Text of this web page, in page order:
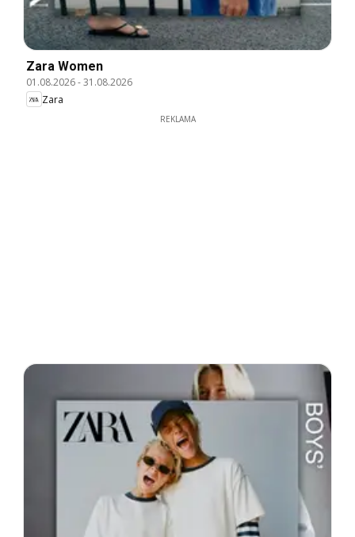
Zara Women
01.08.2026-31.08.2026
Zara
REKLAMA